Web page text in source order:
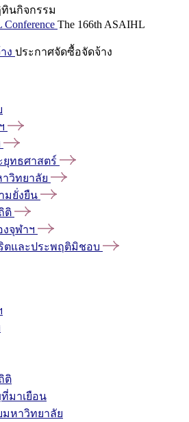
นกิจกรรม
The 166th ASAIHL
ง ประกาศจัดซื้อจัดจ้าง
ทธศาสตร์
วิทยาลัย
มยั่งยืน
ติ
จุฬาฯ
ตและประพฤติมิชอบ
ติ
มาเยือน
หาวิทยาลัย